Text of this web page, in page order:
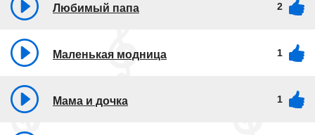
Любимый папа 2
Маленькая модница 1
Мама и дочка 1